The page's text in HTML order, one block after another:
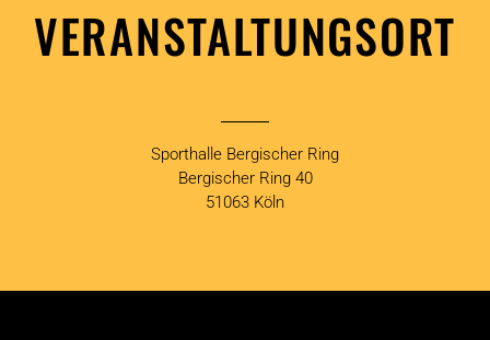
VERANSTALTUNGSORT
Sporthalle Bergischer Ring
Bergischer Ring 40
51063 Köln